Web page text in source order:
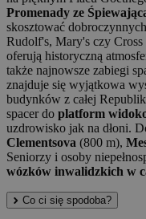
Promenady ze
skosztować dobroczynnych
Rudolf's, Mary's czy
oferują historyczną
także najnowsze zabiegi
znajduje się wyjątkowa
budynków z całej
spacer do platform
uzdrowisko jak na dłoni.
Clementsova (800 m),
Seniorzy i osoby
wózków inwalidzkich w
Co ci się spodoba?